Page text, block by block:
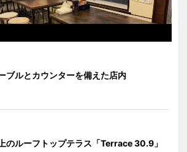
ブルとカウンターを備えた店内
のルーフトップテラス「Terrace 30.9」